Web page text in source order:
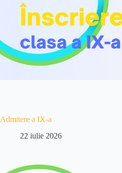
Admitere a IX-a
22 iulie 2026